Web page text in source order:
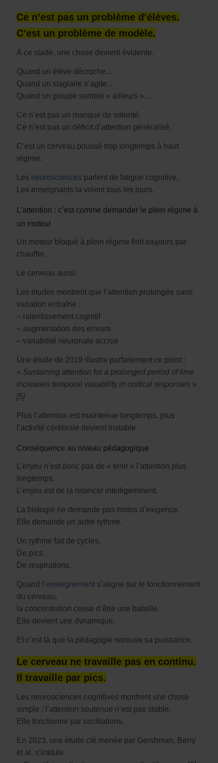
Ce n’est pas un problème d’élèves.
C’est un problème de modèle.
À ce stade, une chose devient évidente.
Quand un élève décroche…
Quand un stagiaire s’agite…
Quand un groupe semble « ailleurs »…
Ce n’est pas un manque de volonté.
Ce n’est pas un déficit d’attention généralisé.
C’est un cerveau poussé trop longtemps à haut
régime.
Les neurosciences parlent de fatigue cognitive.
Les enseignants la voient tous les jours.
L’attention : c’est comme demander le plein régime à
un moteur
Un moteur bloqué à plein régime finit toujours par
chauffer.
Le cerveau aussi.
Les études montrent que l’attention prolongée sans
variation entraîne :
– ralentissement cognitif
– augmentation des erreurs
– variabilité neuronale accrue
Une étude de 2019 illustre parfaitement ce point :
« Sustaining attention for a prolonged period of time
increases temporal variability in cortical responses »
[5]
Plus l’attention est maintenue longtemps, plus
l’activité cérébrale devient instable.
Conséquence au niveau pédagogique
L’enjeu n’est donc pas de « tenir » l’attention plus
longtemps.
L’enjeu est de la relancer intelligemment.
La biologie ne demande pas moins d’exigence.
Elle demande un autre rythme.
Un rythme fait de cycles.
De pics.
De respirations.
Quand l’enseignement s’aligne sur le fonctionnement
du cerveau,
la concentration cesse d’être une bataille.
Elle devient une dynamique.
Et c’est là que la pédagogie retrouve sa puissance.
Le cerveau ne travaille pas en continu.
Il travaille par pics.
Les neurosciences cognitives montrent une chose
simple : l’attention soutenue n’est pas stable.
Elle fonctionne par oscillations.
En 2023, une étude clé menée par Gershman, Berry
et al. s’intitule :